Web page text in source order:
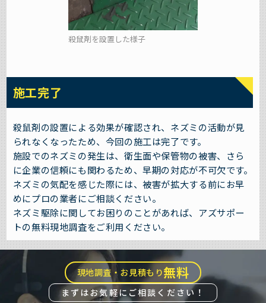
殺鼠剤を設置した様子
施工完了
殺鼠剤の設置による効果が確認され、ネズミの活動が見
られなくなったため、今回の施工は完了です。
施設でのネズミの発生は、衛生面や保管物の被害、さら
に企業の信頼にも関わるため、早期の対応が不可欠です。
ネズミの気配を感じた際には、被害が拡大する前にお早
めにプロの業者にご相談ください。
ネズミ駆除に関してお困りのことがあれば、アズサポー
トの無料現地調査をご利用ください。
現地調査・お見積もり無料
まずはお気軽にご相談ください！